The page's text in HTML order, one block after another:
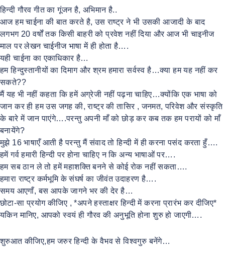
हिन्दी गौरव गीत का गूंजन है, अभिमान है..
आज हम चाईना की बात करते है, उस राष्ट्र ने भी उसकी आजादी के बाद
लगभग 20 वर्षों तक किसी बाहरी को प्रवेश नहीं दिया और आज भी चाइनीज
माल पर लेखन चाईनीज भाषा में ही होता है….
यही चाईना का एकाधिकार है…
हम हिन्दुस्तानीयों का दिमाग और श्रम हमारा सर्वस्व है…क्या हम यह नहीं कर
सकते??
मैं यह भी नहीं कहता कि हमें अग्रेजी नहीं पढ़ना चाहिए…क्योंकि एक भाषा को
जान कर ही हम उस जगह की, राष्ट्र की तासिर , जनमत, परिवेश और संस्कृति
के बारे में जान पाएंगे….परन्तु अपनी माँ को छोड़ कर कब तक हम परायों को माँ
बनायेंगे?
मुझे 16 भाषाएँ आती है परन्तु मैं संवाद तो हिन्दी में ही करना पसंद करता हुँ….
हमें गर्व हमारी हिन्दी पर होना चाहिए न कि अन्य भाषाओं पर….
हम सब ठान ले तो हमें महाशक्ति बनने से कोई रोक नहीं सकता….
हमारा राष्ट्र कर्मभूमि के संघर्ष का जीवंत उदाहरण है….
समय आएगाँ, बस आपके जागने भर की देर है…
छोटा-सा प्रयोग कीजिए , *अपने हस्ताक्षर हिन्दी में करना प्रारंभ कर दीजिए*
यकिन मानिए, आपको स्वयं ही गौरव की अनुभूति होना शुरु हो जाएगी….
शुरुआत कीजिए,हम जरुर हिन्दी के वैभव से विश्वगुरु बनेंगे…